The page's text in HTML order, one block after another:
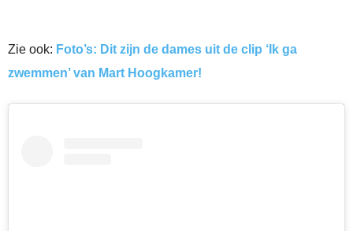
Zie ook: Foto’s: Dit zijn de dames uit de clip ‘Ik ga
zwemmen’ van Mart Hoogkamer!